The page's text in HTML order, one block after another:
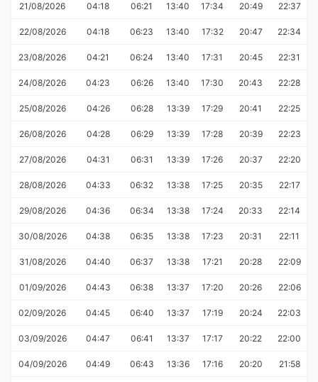
21/08/2026 04:18 06:21 13:40 17:34 20:49 22:37
22/08/2026 04:18 06:23 13:40 17:32 20:47 22:34
23/08/2026 04:21 06:24 13:40 17:31 20:45 22:31
24/08/2026 04:23 06:26 13:40 17:30 20:43 22:28
25/08/2026 04:26 06:28 13:39 17:29 20:41 22:25
26/08/2026 04:28 06:29 13:39 17:28 20:39 22:23
27/08/2026 04:31 06:31 13:39 17:26 20:37 22:20
28/08/2026 04:33 06:32 13:38 17:25 20:35 22:17
29/08/2026 04:36 06:34 13:38 17:24 20:33 22:14
30/08/2026 04:38 06:35 13:38 17:23 20:31 22:11
31/08/2026 04:40 06:37 13:38 17:21 20:28 22:09
01/09/2026 04:43 06:38 13:37 17:20 20:26 22:06
02/09/2026 04:45 06:40 13:37 17:19 20:24 22:03
03/09/2026 04:47 06:41 13:37 17:17 20:22 22:00
04/09/2026 04:49 06:43 13:36 17:16 20:20 21:58